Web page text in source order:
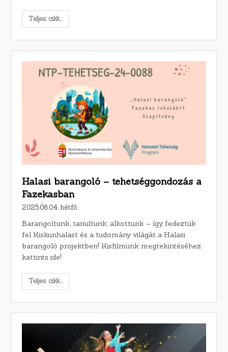
Teljes cikk...
Halasi barangoló – tehetséggondozás a
Fazekasban
2025.08.04. hétfő
Barangoltunk, tanultunk, alkottunk – így fedeztük
fel Kiskunhalast és a tudomány világát a Halasi
barangoló projektben! Kisfilmünk megtekintéséhez
kattints ide!
Teljes cikk...